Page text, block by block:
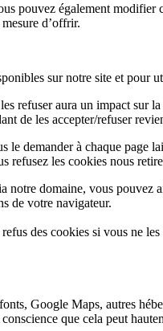
pouvez également
d’offrir.
sur notre site et pour
refuser aura un impact
de les accepter/refuser
demander à chaque
les cookies nous
domaine, vous
de votre navigateur.
des cookies si vous ne
Google Maps, autres
que cela peut